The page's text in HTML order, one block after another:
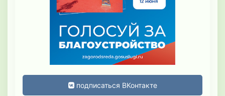
подписаться ВКонтакте